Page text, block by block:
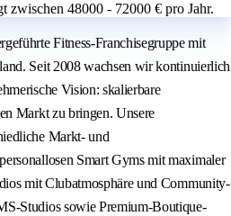
zwischen 48000 - 72000 € pro Jahr.
Fitness-Franchisegruppe mit
Seit 2008 wachsen wir kontinuierlich
Vision: skalierbare
Markt zu bringen. Unsere
Markt- und
Smart Gyms mit maximaler
mit Clubatmosphäre und Community-
Studios sowie Premium-Boutique-